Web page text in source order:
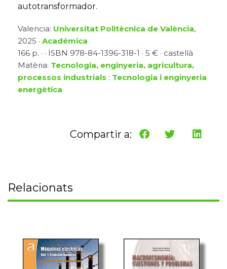
autotransformador.
Valencia: Universitat Politècnica de València,
2025 · Académica
166 p. · · ISBN 978-84-1396-318-1 · 5 € · castellà
Matèria: Tecnologia, enginyeria, agricultura,
processos industrials : Tecnologia i enginyeria
energètica
Compartir a:
Relacionats